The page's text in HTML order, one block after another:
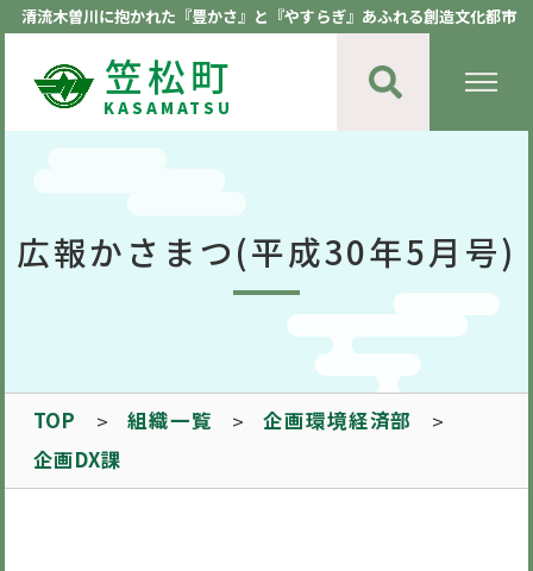
清流木曽川に抱かれた『豊かさ』と『やすらぎ』あふれる創造文化都市
笠松町
KASAMATSU
広報かさまつ(平成30年5月号)
TOP 組織一覧
企画環境経済部
企画DX課